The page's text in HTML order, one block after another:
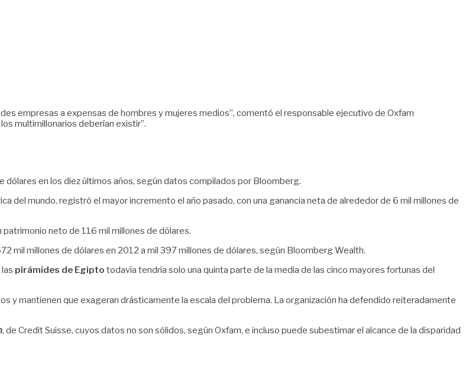
empresas a expensas de hombres y mujeres medios”, comentó el responsable ejecutivo de Oxfam
multimillonarios deberían existir”.
dólares en los diez últimos años, según datos compilados por Bloomberg.
del mundo, registró el mayor incremento el año pasado, con una ganancia neta de alrededor de 6 mil millones de
neto de 116 mil millones de dólares.
mil millones de dólares en 2012 a mil 397 millones de dólares, según Bloomberg Wealth.
pirámides de Egipto todavía tendría solo una quinta parte de la media de las cinco mayores fortunas del
mantienen que exageran drásticamente la escala del problema. La organización ha defendido reiteradamente
, de Credit Suisse, cuyos datos no son sólidos, según Oxfam, e incluso puede subestimar el alcance de la disparidad